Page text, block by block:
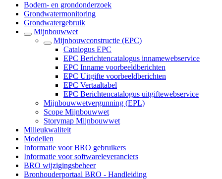
Bodem- en grondonderzoek
Grondwatermonitoring
Grondwatergebruik
Mijnbouwwet
Mijnbouwconstructie (EPC)
Catalogus EPC
EPC Berichtencatalogus innamewebservice
EPC Inname voorbeeldberichten
EPC Uitgifte voorbeeldberichten
EPC Vertaaltabel
EPC Berichtencatalogus uitgiftewebservice
Mijnbouwwetvergunning (EPL)
Scope Mijnbouwwet
Storymap Mijnbouwwet
Milieukwaliteit
Modellen
Informatie voor BRO gebruikers
Informatie voor softwareleveranciers
BRO wijzigingsbeheer
Bronhouderportaal BRO - Handleiding